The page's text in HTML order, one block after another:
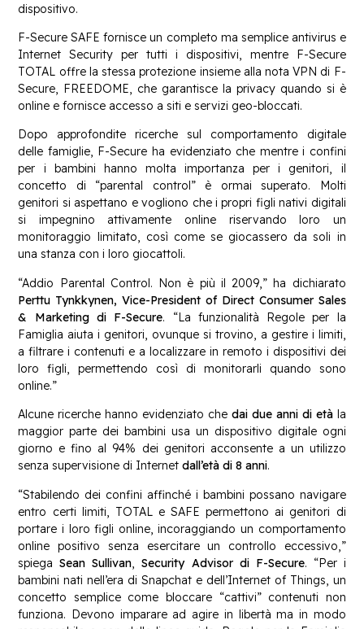
dispositivo.
F-Secure SAFE fornisce un completo ma semplice antivirus e
Internet Security per tutti i dispositivi, mentre F-Secure
TOTAL offre la stessa protezione insieme alla nota VPN di F-
Secure, FREEDOME, che garantisce la privacy quando si è
online e fornisce accesso a siti e servizi geo-bloccati.
Dopo approfondite ricerche sul comportamento digitale
delle famiglie, F-Secure ha evidenziato che mentre i confini
per i bambini hanno molta importanza per i genitori, il
concetto di “parental control” è ormai superato. Molti
genitori si aspettano e vogliono che i propri figli nativi digitali
si impegnino attivamente online riservando loro un
monitoraggio limitato, così come se giocassero da soli in
una stanza con i loro giocattoli.
“Addio Parental Control. Non è più il 2009,” ha dichiarato
Perttu Tynkkynen, Vice-President of Direct Consumer Sales
& Marketing di F-Secure. “La funzionalità Regole per la
Famiglia aiuta i genitori, ovunque si trovino, a gestire i limiti,
a filtrare i contenuti e a localizzare in remoto i dispositivi dei
loro figli, permettendo così di monitorarli quando sono
online.”
Alcune ricerche hanno evidenziato che dai due anni di etàla
maggior parte dei bambini usa un dispositivo digitale ogni
giorno e fino al 94% dei genitori acconsente a un utilizzo
senza supervisione di Internetdall’età di 8 anni.
“Stabilendo dei confini affinché i bambini possano navigare
entro certi limiti, TOTAL e SAFE permettono ai genitori di
portare i loro figli online, incoraggiando un comportamento
online positivo senza esercitare un controllo eccessivo,”
spiegaSean Sullivan ,Security Advisor di F-Secure. “Per i
bambini nati nell’era di Snapchat e dell’Internet of Things, un
concetto semplice come bloccare “cattivi” contenuti non
funziona. Devono imparare ad agire in libertà ma in modo